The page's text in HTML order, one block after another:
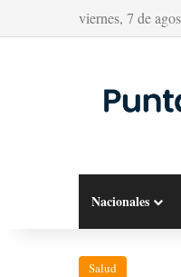
viernes, 7 de
Nacionales
Salud